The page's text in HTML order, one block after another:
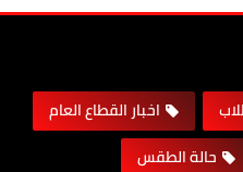
اخبار القطاع العام
حالة الطقس